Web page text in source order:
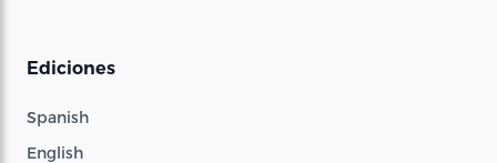
Ediciones
Spanish
English